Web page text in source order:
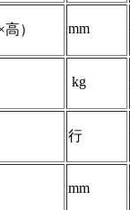
） mm
kg
行
mm